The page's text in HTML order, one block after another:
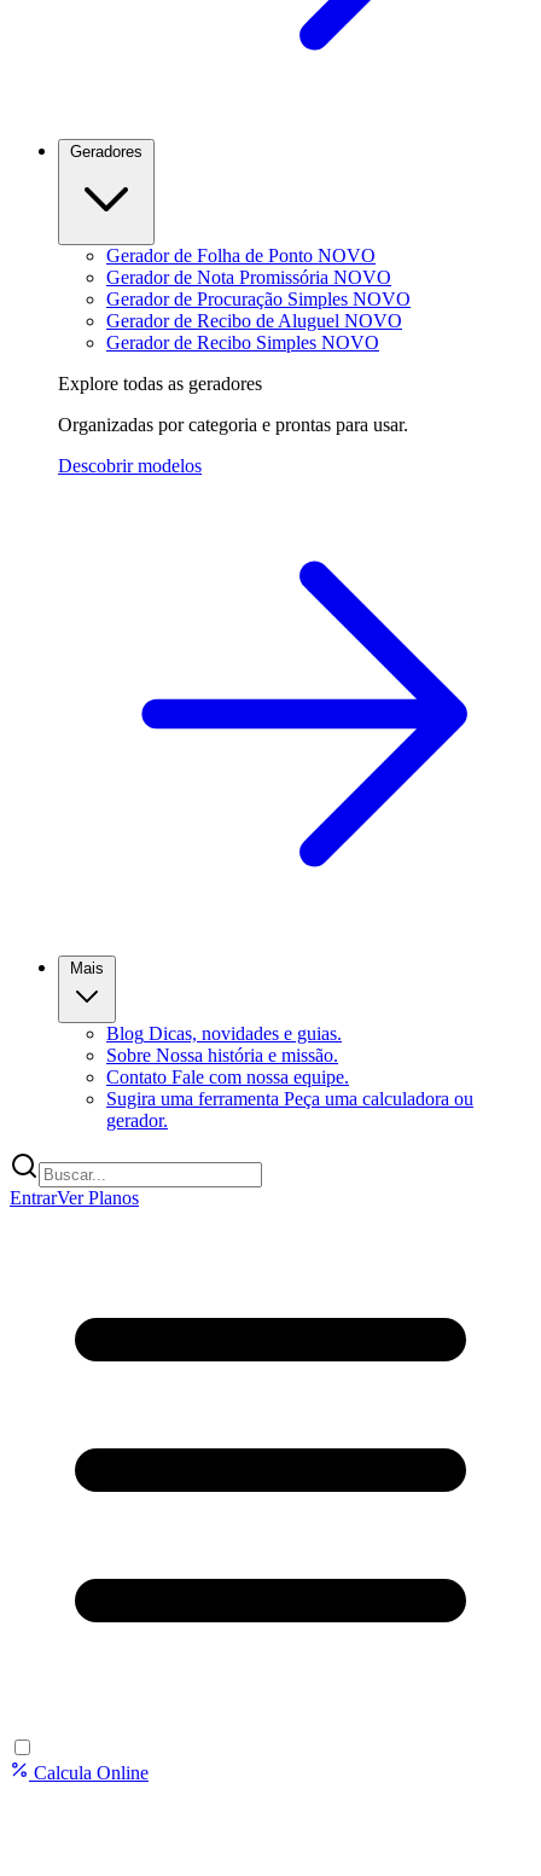
Gerador de Folha de Ponto NOVO
Gerador de Nota Promissória NOVO
Gerador de Procuração Simples NOVO
Gerador de Recibo de Aluguel NOVO
Gerador de Recibo Simples NOVO
Explore todas as geradores
Organizadas por categoria e prontas para usar.
Descobrir modelos
Blog Dicas, novidades e guias.
Sobre Nossa história e missão.
Contato Fale com nossa equipe.
Sugira uma ferramenta Peça uma calculadora ou
gerador.
EntrarVer Planos
Calcula Online